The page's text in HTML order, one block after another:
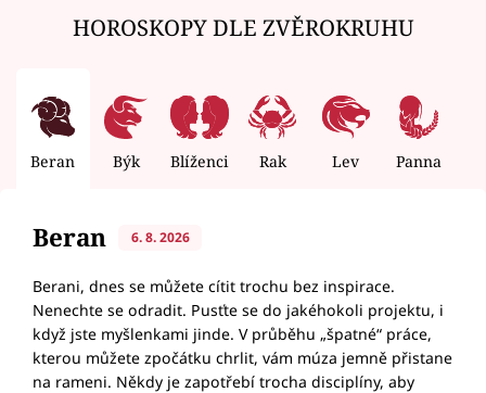
HOROSKOPY DLE ZVĚROKRUHU
Beran Býk Blíženci Rak Lev Panna
Beran 6. 8. 2026
Berani, dnes se můžete cítit trochu bez inspirace.
Nenechte se odradit. Pusťte se do jakéhokoli projektu, i
když jste myšlenkami jinde. V průběhu „špatné“ práce,
kterou můžete zpočátku chrlit, vám múza jemně přistane
na rameni. Někdy je zapotřebí trocha disciplíny, aby